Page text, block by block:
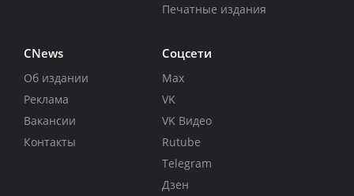
Печатные издания
CNews
Об издании
Реклама
Вакансии
Контакты
Соцсети
Max
VK
VK Видео
Rutube
Telegram
Дзен